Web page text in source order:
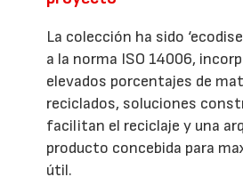
La colección ha sido
a la norma ISO 14006,
elevados porcentajes de
reciclados, soluciones
facilitan el reciclaje y una
producto concebida para
útil.